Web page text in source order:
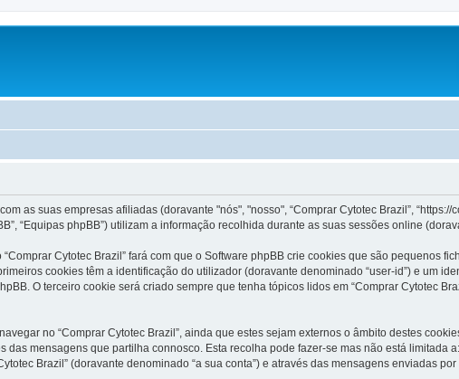
as suas empresas afiliadas (doravante "nós", "nosso", “Comprar Cytotec Brazil”, “https://
“Equipas phpBB”) utilizam a informação recolhida durante as suas sessões online
Cytotec Brazil” fará com que o Software phpBB crie cookies que são pequenos
cookies têm a identificação do utilizador (doravante denominado “user-id”) e um
O terceiro cookie será criado sempre que tenha tópicos lidos em “Comprar Cytotec
no “Comprar Cytotec Brazil”, ainda que estes sejam externos o âmbito destes
das mensagens que partilha connosco. Esta recolha pode fazer-se mas não está limitada
Brazil” (doravante denominado “a sua conta”) e através das mensagens enviadas